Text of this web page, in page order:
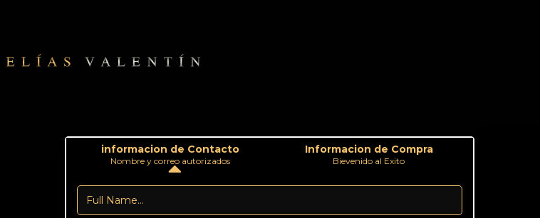
informacion de Contacto
Nombre y correo autorizados
Informacion de Compra
Bievenido al Exito